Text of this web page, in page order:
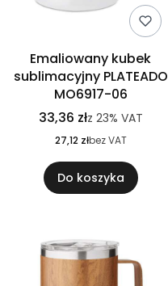
Emaliowany kubek
sublimacyjny PLATEADO
MO6917-06
33,36 złz 23% VAT
27,12 złbez VAT
Do koszyka